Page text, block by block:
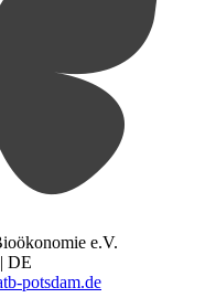
e.V.
DE
potsdam.de